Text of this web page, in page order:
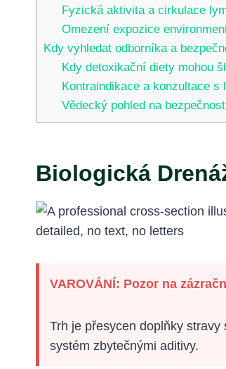
Fyzická aktivita a cirkulace
Omezení expozice
Kdy vyhledat odborníka a
Kdy detoxikační diety mohou
Kontraindikace a konzultace s
Vědecký pohled na
Biologická
VAROVÁNÍ: Pozor na
Trh je přesycen doplňky
systém zbytečnými aditivy.